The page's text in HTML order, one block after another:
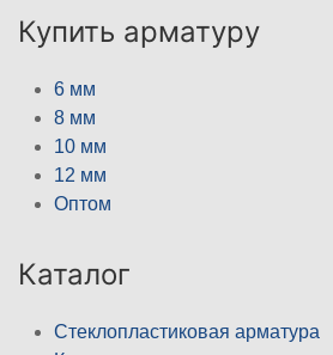
Купить арматуру
6 мм
8 мм
10 мм
12 мм
Оптом
Каталог
Стеклопластиковая арматура